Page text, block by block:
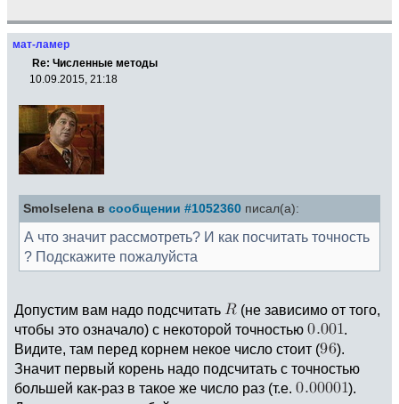
мат-ламер
Re: Численные методы
10.09.2015, 21:18
Smolselena в сообщении #1052360 писал(а):
А что значит рассмотреть? И как посчитать точность
? Подскажите пожалуйста
Допустим вам надо подсчитать
(не зависимо от того,
чтобы это означало) с некоторой точностью
.
Видите, там перед корнем некое число стоит (
).
Значит первый корень надо подсчитать с точностью
большей как-раз в такое же число раз (т.е.
).